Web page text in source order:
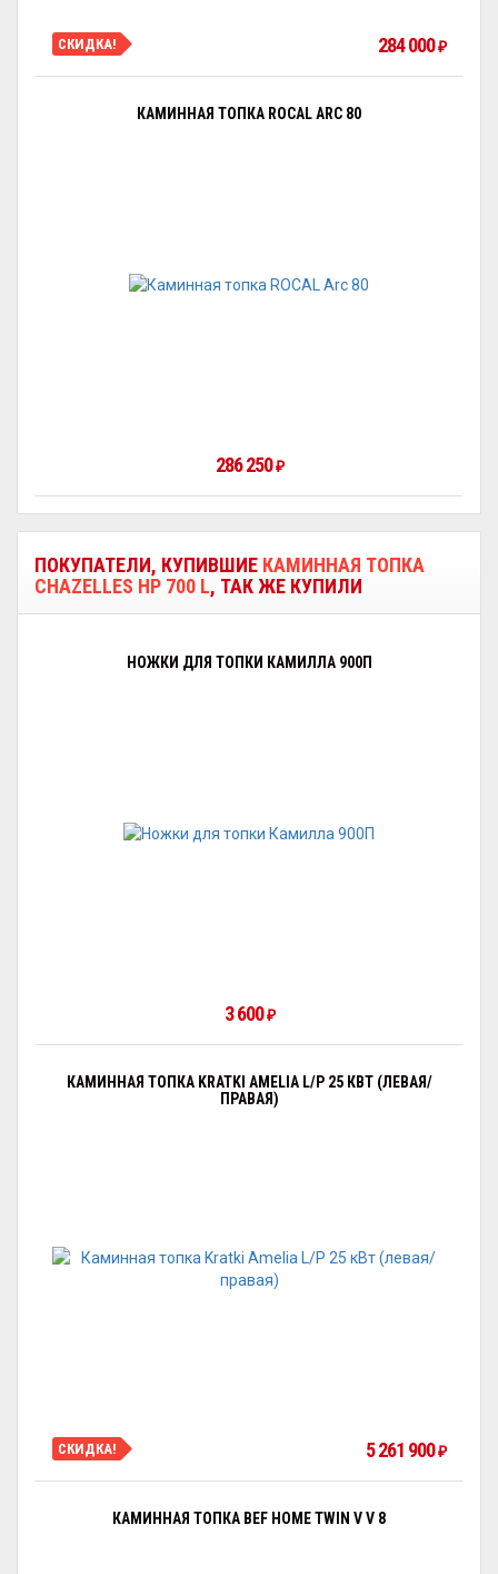
СКИДКА! 284 000₽
КАМИННАЯ ТОПКА ROCAL ARC 80
286 250₽
ПОКУПАТЕЛИ, КУПИВШИЕ КАМИННАЯ ТОПКА
CHAZELLES HP 700 L, ТАК ЖЕ КУПИЛИ
НОЖКИ ДЛЯ ТОПКИ КАМИЛЛА 900П
3 600₽
КАМИННАЯ ТОПКА KRATKI AMELIA L/P 25 КВТ (ЛЕВАЯ/
ПРАВАЯ)
СКИДКА! 5 261 900₽
КАМИННАЯ ТОПКА BEF HOME TWIN V V 8